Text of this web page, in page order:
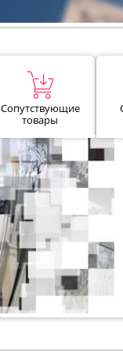
Сопутствующие
товары